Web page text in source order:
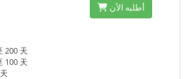
‌200 天‌
‌100 天‌
أطلبه الآن